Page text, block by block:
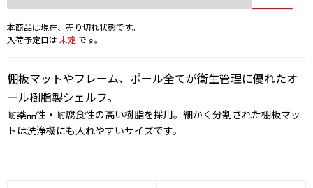
本商品は現在、売り切れ状態です。
入荷予定日は未定 です。
棚板マットやフレーム、ポール全てが衛生管理に優れたオ
ール樹脂製シェルフ。
耐薬品性・耐腐食性の高い樹脂を採用。細かく分割された棚板マッ
トは洗浄機にも入れやすいサイズです。